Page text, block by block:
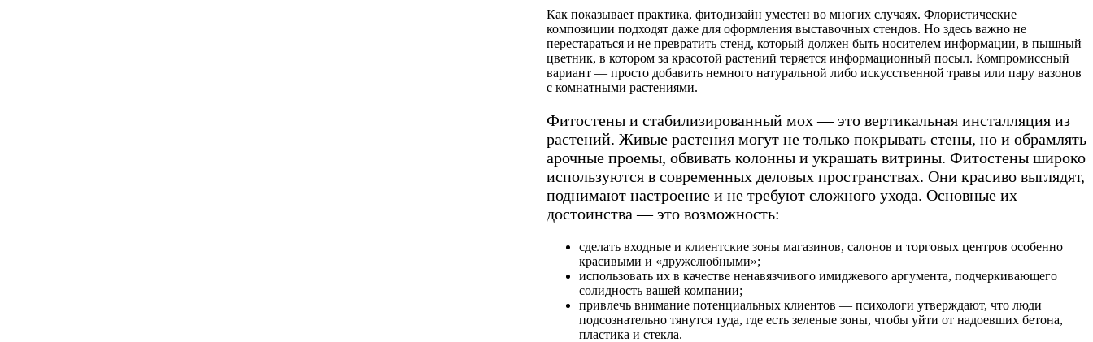
Как показывает практика, фитодизайн уместен во многих случаях. Флористические
композиции подходят даже для оформления выставочных стендов. Но здесь важно не
перестараться и не превратить стенд, который должен быть носителем информации, в пышный
цветник, в котором за красотой растений теряется информационный посыл. Компромиссный
вариант — просто добавить немного натуральной либо искусственной травы или пару вазонов
с комнатными растениями.
Фитостены и стабилизированный мох — это вертикальная инсталляция из
растений. Живые растения могут не только покрывать стены, но и обрамлять
арочные проемы, обвивать колонны и украшать витрины. Фитостены широко
используются в современных деловых пространствах. Они красиво выглядят,
поднимают настроение и не требуют сложного ухода. Основные их
достоинства — это возможность:
сделать входные и клиентские зоны магазинов, салонов и торговых центров особенно
красивыми и «дружелюбными»;
использовать их в качестве ненавязчивого имиджевого аргумента, подчеркивающего
солидность вашей компании;
привлечь внимание потенциальных клиентов — психологи утверждают, что люди
подсознательно тянутся туда, где есть зеленые зоны, чтобы уйти от надоевших бетона,
пластика и стекла.